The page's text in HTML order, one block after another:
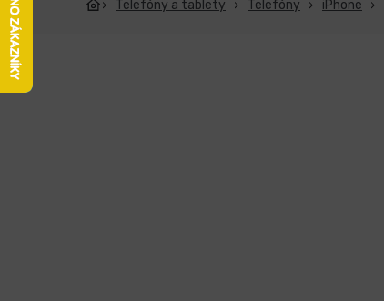
Telefóny a tablety Telefóny iPhone